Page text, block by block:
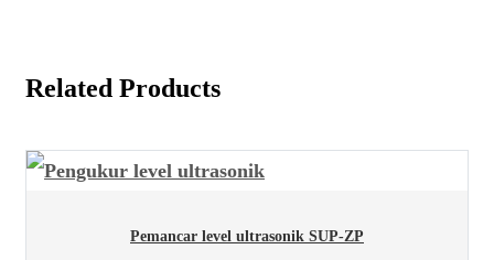
Related Products
Pemancar level ultrasonik SUP-ZP